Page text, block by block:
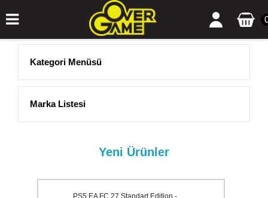
Kategori Menüsü
Marka Listesi
Yeni Ürünler
PS5 EA FC 27 Standart Edition -